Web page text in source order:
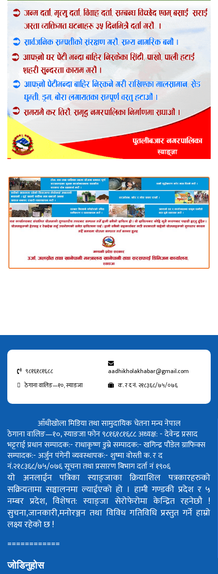
९८१६१८१६८८
aadhikholakhabar@gmail.com
ठेगाना वालिङ—१०, स्याङजा
क. र द नं. २१८३६८/७५/०७६
आँधीखोला मिडिया तथा सामुदायिक चेतना मन्च नेपाल
ठेगाना वालिङ—१०, स्याङजा फोन ९८१६१८१६८८अध्यक्ष: - देवेन्द्र प्रसाद
भट्टराईप्रधान सम्पादक:- राधाकृष्ण डुम्रेसम्पादक:- खगिन्द्र पौडेलग्राफिक्स
सम्पादक:- अर्जुन पंगेनीव्यवस्थापक:- शुष्मा वोस्तीक. र द
नं.२१८३६८/७५/०७६सूचना तथा प्रसारण बिभाग दर्ता नं १९०६
यो अनलाईन पत्रिका स्याङ्जाका क्रियाशिल पत्रकारहरुको
सक्रियतामा सञ्चालनमा ल्याईएको हो । हामी गण्डकी प्रदेश र ५
नम्बर प्रदेश, विशेषत: स्याङ्जा सेरोफेरोमा केन्द्रित रहनेछौ !
सुचना,जानकारी,मनोरञ्जन तथा विविध गतिविधि प्रस्तुत गर्ने हाम्रो
लक्ष्य रहेको छ !
============
जोडिनुहोस